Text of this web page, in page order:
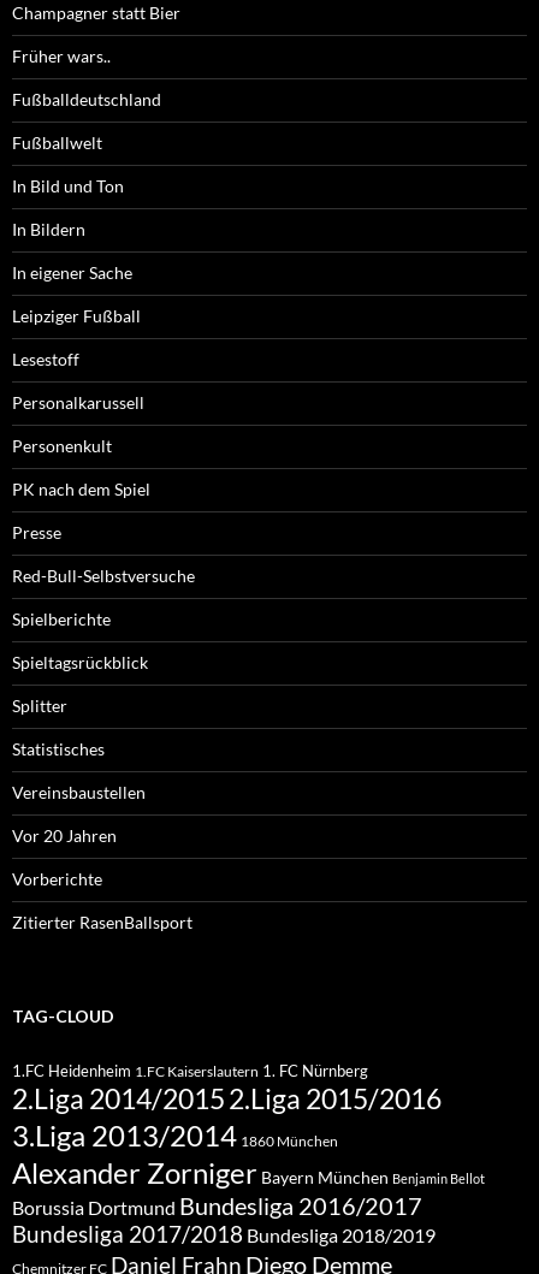
Champagner statt Bier
Früher wars..
Fußballdeutschland
Fußballwelt
In Bild und Ton
In Bildern
In eigener Sache
Leipziger Fußball
Lesestoff
Personalkarussell
Personenkult
PK nach dem Spiel
Presse
Red-Bull-Selbstversuche
Spielberichte
Spieltagsrückblick
Splitter
Statistisches
Vereinsbaustellen
Vor 20 Jahren
Vorberichte
Zitierter RasenBallsport
TAG-CLOUD
1.FC Heidenheim 1.FC Kaiserslautern 1. FC Nürnberg
2.Liga 2014/20152.Liga 2015/2016
3.Liga 2013/2014 1860 München
Alexander Zorniger Bayern München Benjamin Bellot
Borussia Dortmund Bundesliga 2016/2017
Bundesliga 2017/2018 Bundesliga 2018/2019
Chemnitzer FC Daniel Frahn Diego Demme